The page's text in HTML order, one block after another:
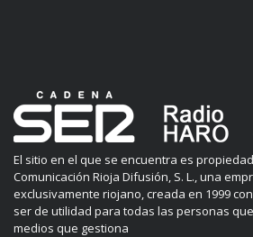
El sitio en el que se encuentra es
Comunicación Rioja Difusión, S. L., una
exclusivamente riojano, creada en 1999
ser de utilidad para todas las personas
medios que gestiona